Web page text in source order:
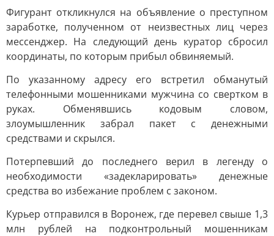
Фигурант откликнулся на объявление о преступном
заработке, полученном от неизвестных лиц через
мессенджер. На следующий день куратор сбросил
координаты, по которым прибыл обвиняемый.
По указанному адресу его встретил обманутый
телефонными мошенниками мужчина со свертком в
руках. Обменявшись кодовым словом,
злоумышленник забрал пакет с денежными
средствами и скрылся.
Потерпевший до последнего верил в легенду о
необходимости «задекларировать» денежные
средства во избежание проблем с законом.
Курьер отправился в Воронеж, где перевел свыше 1,3
млн рублей на подконтрольный мошенникам